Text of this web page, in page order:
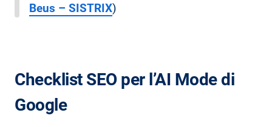
Beus – SISTRIX)
Checklist SEO per l’AI Mode di
Google